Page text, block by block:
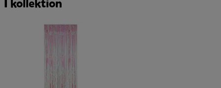
I kollektion